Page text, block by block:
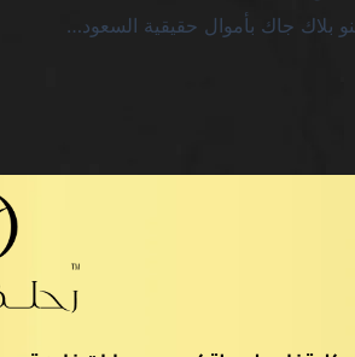
كازينو بلاك جاك بأموال حقيقية السعودية: صراع الأرقام والوعود المزعجة